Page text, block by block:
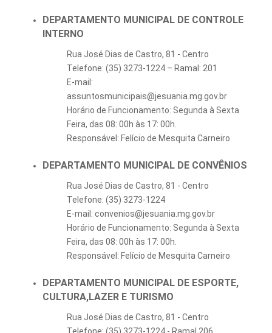
DEPARTAMENTO MUNICIPAL DE CONTROLE
INTERNO
Rua José Dias de Castro, 81 - Centro
Telefone: (35) 3273-1224 – Ramal: 201
E-mail:
assuntosmunicipais@jesuania.mg.gov.br
Horário de Funcionamento: Segunda à Sexta
Feira, das 08: 00h às 17: 00h.
Responsável: Felício de Mesquita Carneiro
DEPARTAMENTO MUNICIPAL DE CONVÊNIOS
Rua José Dias de Castro, 81 - Centro
Telefone: (35) 3273-1224
E-mail: convenios@jesuania.mg.gov.br
Horário de Funcionamento: Segunda à Sexta
Feira, das 08: 00h às 17: 00h.
Responsável: Felício de Mesquita Carneiro
DEPARTAMENTO MUNICIPAL DE ESPORTE,
CULTURA,LAZER E TURISMO
Rua José Dias de Castro, 81 - Centro